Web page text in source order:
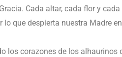
Cada altar, cada flor y
que despierta nuestra Madre
los corazones de los alhaurinos